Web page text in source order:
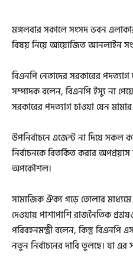
মঙ্গলবার সকালে সংসদ ভবন
বিষয় নিয়ে আয়োজিত আনলাইন
বিএনপি নেতাদের সরকারের
সম্পাদক বলেন, বিএনপি ইস্যু না
সরকারের পদত্যাগ চাওয়া যেন
উপনির্বাচনে এজেন্ট না দিয়ে সকল
নির্বাচনকে বিতর্কিত করার
অপকৌশল।
সামাজিক ঐক্য গড়ে তোলার
দেওয়ায় পাশাপাশি রাজনৈতিক
পরিবহনমন্ত্রী বলেন, কিন্তু
নতুন নির্বাচনের দাবি তুলছে। যা